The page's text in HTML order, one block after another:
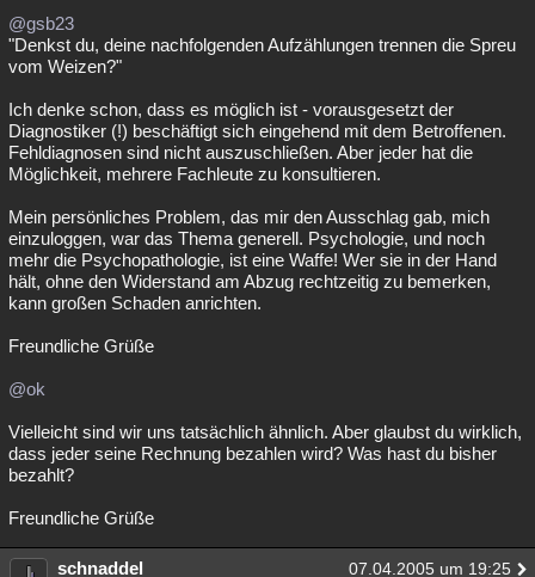
@gsb23
"Denkst du, deine nachfolgenden Aufzählungen trennen die Spreu
vom Weizen?"
Ich denke schon, dass es möglich ist - vorausgesetzt der
Diagnostiker (!) beschäftigt sich eingehend mit dem Betroffenen.
Fehldiagnosen sind nicht auszuschließen. Aber jeder hat die
Möglichkeit, mehrere Fachleute zu konsultieren.
Mein persönliches Problem, das mir den Ausschlag gab, mich
einzuloggen, war das Thema generell. Psychologie, und noch
mehr die Psychopathologie, ist eine Waffe! Wer sie in der Hand
hält, ohne den Widerstand am Abzug rechtzeitig zu bemerken,
kann großen Schaden anrichten.
Freundliche Grüße
@ok
Vielleicht sind wir uns tatsächlich ähnlich. Aber glaubst du wirklich,
dass jeder seine Rechnung bezahlen wird? Was hast du bisher
bezahlt?
Freundliche Grüße
schnaddel 07.04.2005 um 19:25